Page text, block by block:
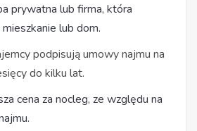
prywatna lub firma, która
lub dom.
podpisują umowy najmu na
do kilku lat.
cena za nocleg, ze względu na